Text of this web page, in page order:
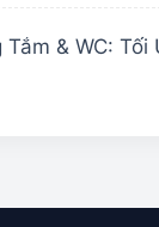
& WC: Tối